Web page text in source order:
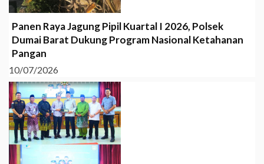
Panen Raya Jagung Pipil Kuartal I 2026, Polsek
Dumai Barat Dukung Program Nasional Ketahanan
Pangan
10/07/2026